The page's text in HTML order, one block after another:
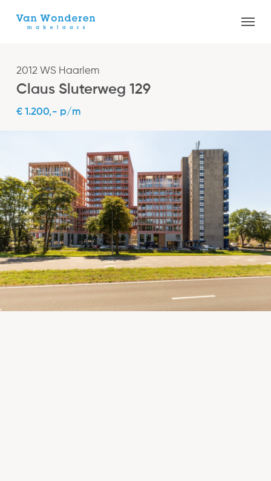
Menu
2012 WS Haarlem
Claus Sluterweg 129
€ 1.200,- p/m